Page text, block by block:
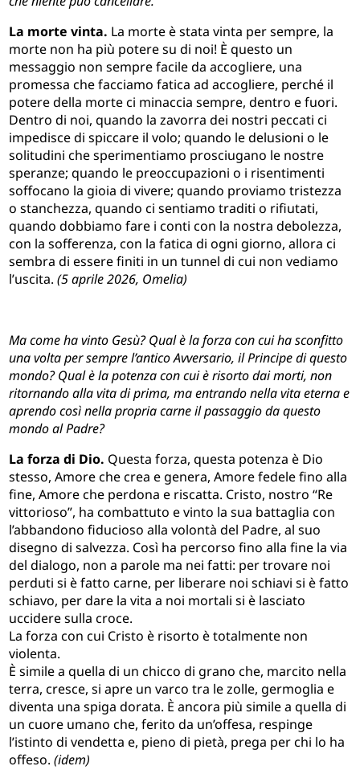
La morte vinta. La morte è stata vinta per sempre, la
morte non ha più potere su di noi! È questo un
messaggio non sempre facile da accogliere, una
promessa che facciamo fatica ad accogliere, perché il
potere della morte ci minaccia sempre, dentro e fuori.
Dentro di noi, quando la zavorra dei nostri peccati ci
impedisce di spiccare il volo; quando le delusioni o le
solitudini che sperimentiamo prosciugano le nostre
speranze; quando le preoccupazioni o i risentimenti
soffocano la gioia di vivere; quando proviamo tristezza
o stanchezza, quando ci sentiamo traditi o rifiutati,
quando dobbiamo fare i conti con la nostra debolezza,
con la sofferenza, con la fatica di ogni giorno, allora ci
sembra di essere finiti in un tunnel di cui non vediamo
l’uscita.(5 aprile 2026, Omelia)
Ma come ha vinto Gesù? Qual è la forza con cui ha sconfitto
una volta per sempre l’antico Avversario, il Principe di questo
mondo? Qual è la potenza con cui è risorto dai morti, non
ritornando alla vita di prima, ma entrando nella vita eterna e
aprendo così nella propria carne il passaggio da questo
mondo al Padre?
La forza di Dio. Questa forza, questa potenza è Dio
stesso, Amore che crea e genera, Amore fedele fino alla
fine, Amore che perdona e riscatta. Cristo, nostro “Re
vittorioso”, ha combattuto e vinto la sua battaglia con
l’abbandono fiducioso alla volontà del Padre, al suo
disegno di salvezza. Così ha percorso fino alla fine la via
del dialogo, non a parole ma nei fatti: per trovare noi
perduti si è fatto carne, per liberare noi schiavi si è fatto
schiavo, per dare la vita a noi mortali si è lasciato
uccidere sulla croce.
La forza con cui Cristo è risorto è totalmente non
violenta.
È simile a quella di un chicco di grano che, marcito nella
terra, cresce, si apre un varco tra le zolle, germoglia e
diventa una spiga dorata. È ancora più simile a quella di
un cuore umano che, ferito da un’offesa, respinge
l’istinto di vendetta e, pieno di pietà, prega per chi lo ha
offeso.(idem)